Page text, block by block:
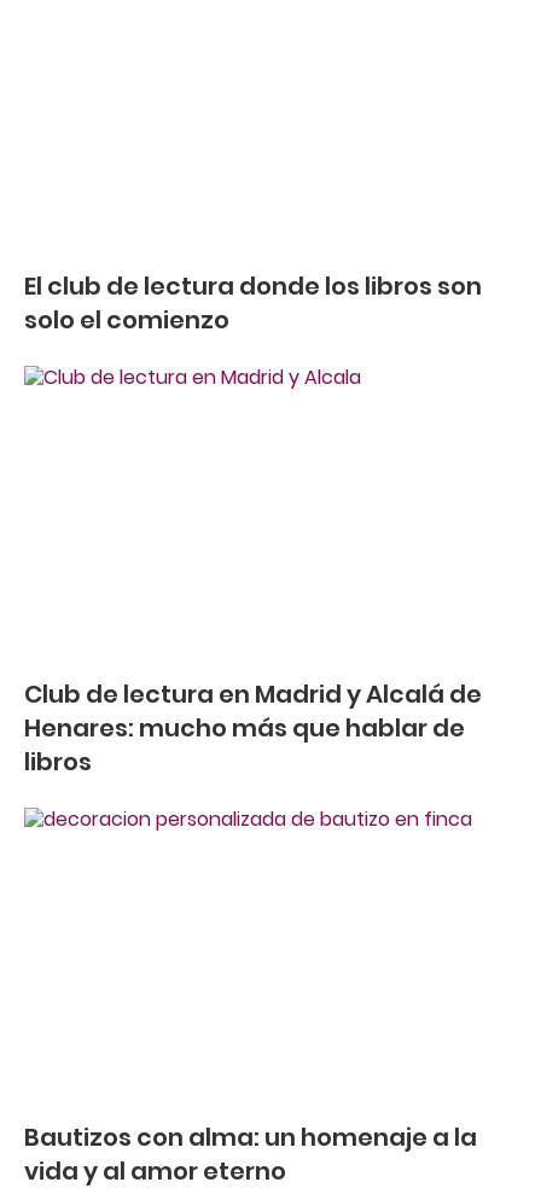
El club de lectura donde los libros son
solo el comienzo
Club de lectura en Madrid y Alcalá de
Henares: mucho más que hablar de
libros
Bautizos con alma: un homenaje a la
vida y al amor eterno